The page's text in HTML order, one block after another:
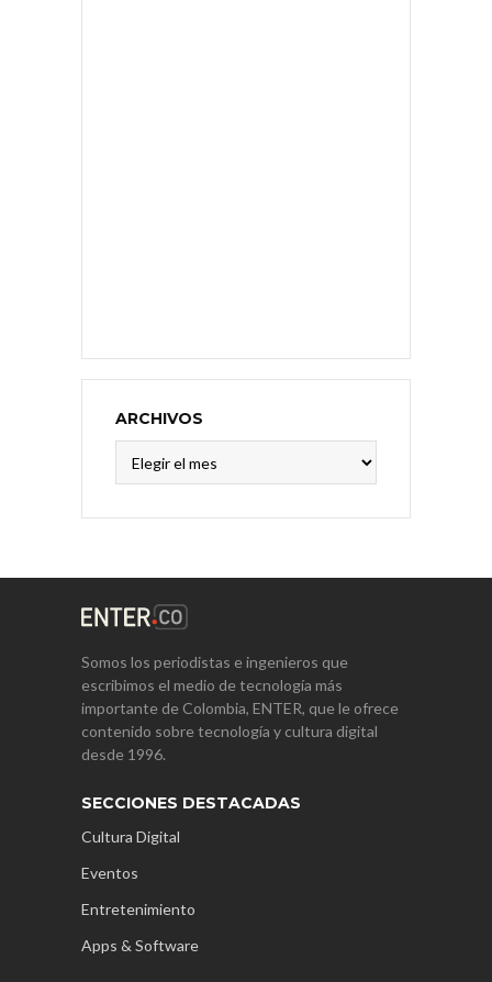
ARCHIVOS
Somos los periodistas e ingenieros que
escribimos el medio de tecnología más
importante de Colombia, ENTER, que le ofrece
contenido sobre tecnología y cultura digital
desde 1996.
SECCIONES DESTACADAS
Cultura Digital
Eventos
Entretenimiento
Apps & Software